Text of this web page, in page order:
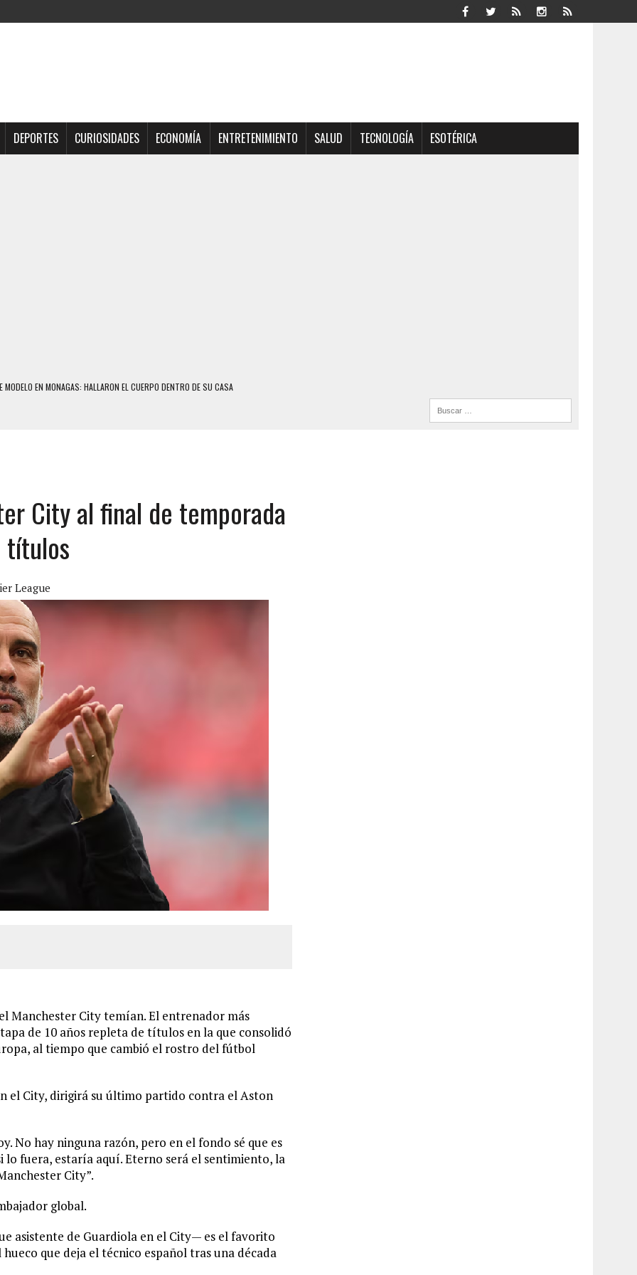
DEPORTES CURIOSIDADES ECONOMÍA ENTRETENIMIENTO SALUD TECNOLOGÍA ESOTÉRICA
MODELO EN MONAGAS: HALLARON EL CUERPO DENTRO DE SU CASA
A UNA ADOLESCENTE DE 13 AÑOS TRAS ABUSAR DE ELLA
DE CHACAO
DÍA EN SECTORES VECINOS
UÑAS BONITAS’ 42 DÍAS DESPUÉS DE LOS TERREMOTOS EN LA GUAIRA
City al final de temporada
títulos
League
Manchester City temían. El entrenador más
de 10 años repleta de títulos en la que consolidó
al tiempo que cambió el rostro del fútbol
el City, dirigirá su último partido contra el Aston
No hay ninguna razón, pero en el fondo sé que es
lo fuera, estaría aquí. Eterno será el sentimiento, la
City”.
global.
asistente de Guardiola en el City— es el favorito
que deja el técnico español tras una década